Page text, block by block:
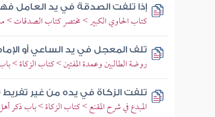
إذا تلفت الصدقة في يد العامل
كتاب الحاوي الكبير > مختصر كتاب الصدقات
تلف المعجل في يد الساعي أو
روضة الطالبين وعمدة المفتين > كتاب الزكاة
تلفت الزكاة في يده من غير تفريط
المبدع في شرح المقنع > كتاب الزكاة > باب ذكر